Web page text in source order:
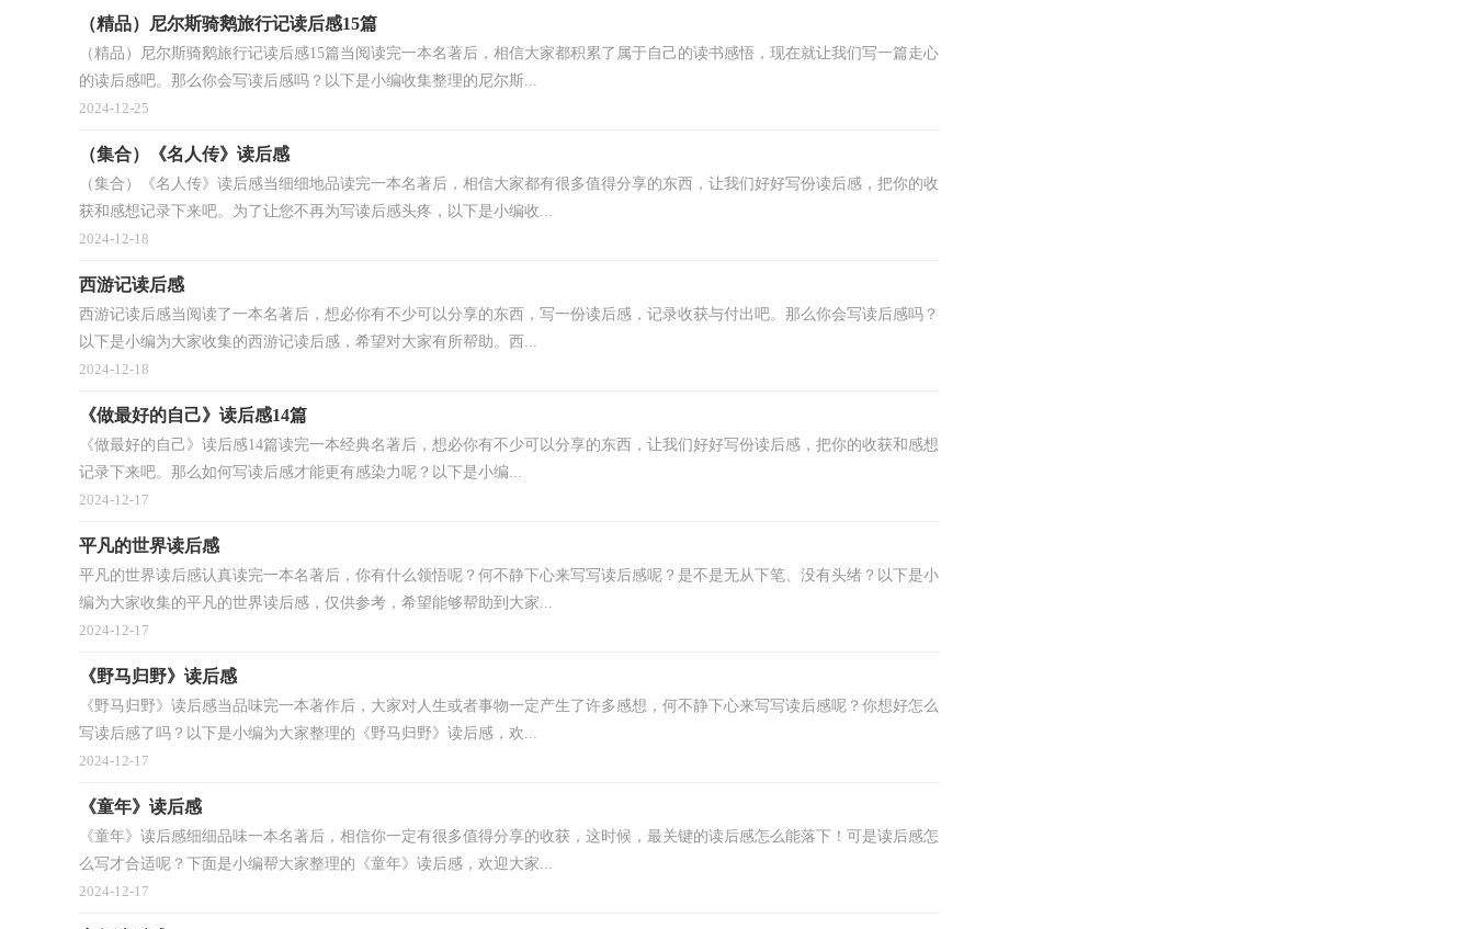
（精品）尼尔斯骑鹅旅行记读后感15篇
（精品）尼尔斯骑鹅旅行记读后感15篇当阅读完一本名著后，相信大家都积累了属于自己的读书感悟，现在就让我们写一篇走心
的读后感吧。那么你会写读后感吗？以下是小编收集整理的尼尔斯...
2024-12-25
（集合）《名人传》读后感
（集合）《名人传》读后感当细细地品读完一本名著后，相信大家都有很多值得分享的东西，让我们好好写份读后感，把你的收
获和感想记录下来吧。为了让您不再为写读后感头疼，以下是小编收...
2024-12-18
西游记读后感
西游记读后感当阅读了一本名著后，想必你有不少可以分享的东西，写一份读后感，记录收获与付出吧。那么你会写读后感吗？
以下是小编为大家收集的西游记读后感，希望对大家有所帮助。西...
2024-12-18
《做最好的自己》读后感14篇
《做最好的自己》读后感14篇读完一本经典名著后，想必你有不少可以分享的东西，让我们好好写份读后感，把你的收获和感想
记录下来吧。那么如何写读后感才能更有感染力呢？以下是小编...
2024-12-17
平凡的世界读后感
平凡的世界读后感认真读完一本名著后，你有什么领悟呢？何不静下心来写写读后感呢？是不是无从下笔、没有头绪？以下是小
编为大家收集的平凡的世界读后感，仅供参考，希望能够帮助到大家...
2024-12-17
《野马归野》读后感
《野马归野》读后感当品味完一本著作后，大家对人生或者事物一定产生了许多感想，何不静下心来写写读后感呢？你想好怎么
写读后感了吗？以下是小编为大家整理的《野马归野》读后感，欢...
2024-12-17
《童年》读后感
《童年》读后感细细品味一本名著后，相信你一定有很多值得分享的收获，这时候，最关键的读后感怎么能落下！可是读后感怎
么写才合适呢？下面是小编帮大家整理的《童年》读后感，欢迎大家...
2024-12-17